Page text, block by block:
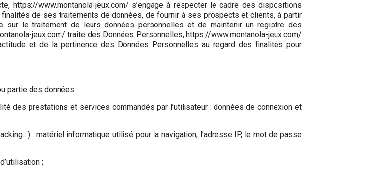
https://www.montanola-jeux.com/ s’engage à respecter le cadre des dispositions
finalités de ses traitements de données, de fournir à ses prospects et clients, à partir
sur le traitement de leurs données personnelles et de maintenir un registre des
jeux.com/ traite des Données Personnelles, https://www.montanola-jeux.com/
et de la pertinence des Données Personnelles au regard des finalités pour
partie des données :
des prestations et services commandés par l’utilisateur : données de connexion et
: matériel informatique utilisé pour la navigation, l’adresse IP, le mot de passe
;